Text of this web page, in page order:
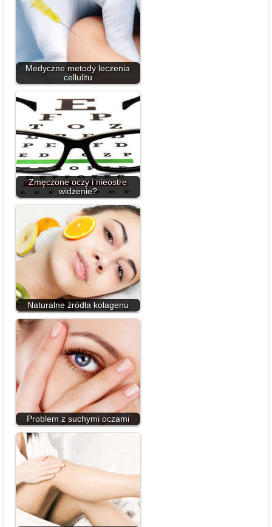
Medyczne metody leczenia
cellulitu
Zmęczone oczy i nieostre
widzenie?
Naturalne źródła kolagenu
Problem z suchymi oczami